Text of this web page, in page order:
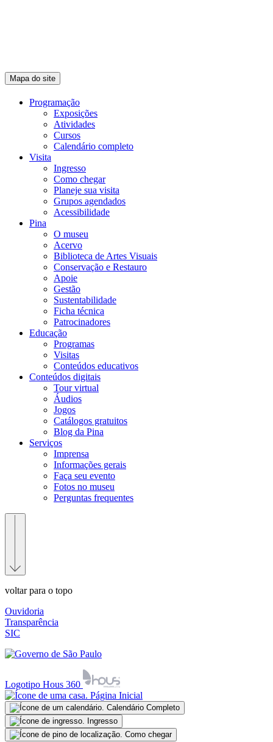
Mapa do site
Programação
Exposições
Atividades
Cursos
Calendário completo
Visita
Ingresso
Como chegar
Planeje sua visita
Grupos agendados
Acessibilidade
Pina
O museu
Acervo
Biblioteca de Artes Visuais
Conservação e Restauro
Apoie
Gestão
Sustentabilidade
Ficha técnica
Patrocinadores
Educação
Programas
Visitas
Conteúdos educativos​
Conteúdos digitais
Tour virtual
Áudios
Jogos
Catálogos gratuitos
Blog da Pina
Serviços
Imprensa
Informações gerais
Faça seu evento
Fotos no museu
Perguntas frequentes
voltar para o topo
Ouvidoria
Transparência
SIC
Logotipo Hous 360
Página Inicial
Calendário Completo
Ingresso
Como chegar